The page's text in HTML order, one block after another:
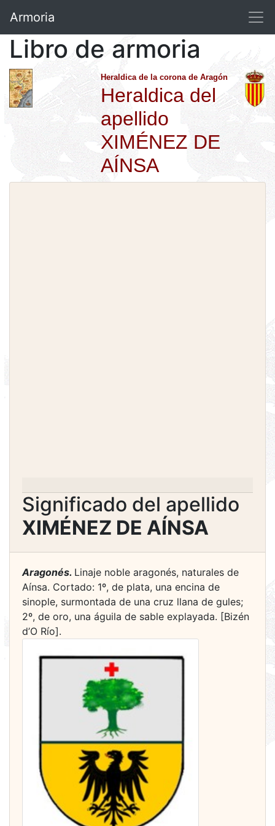
Armoria
Libro de armoria
Heraldica de la corona de Aragón
Heraldica del
apellido
XIMÉNEZ DE
AÍNSA
Significado del apellido
XIMÉNEZ DE AÍNSA
Aragonés. Linaje noble aragonés, naturales de
Aínsa. Cortado: 1º, de plata, una encina de
sinople, surmontada de una cruz llana de gules;
2º, de oro, una águila de sable explayada. [Bizén
d’O Río].